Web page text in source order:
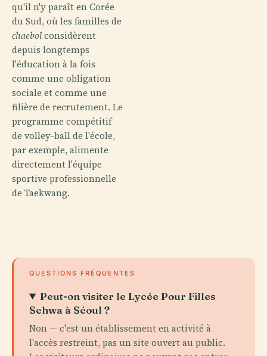
qu'il n'y paraît en Corée
du Sud, où les familles de
chaebolconsidèrent
depuis longtemps
l'éducation à la fois
comme une obligation
sociale et comme une
filière de recrutement. Le
programme compétitif
de volley-ball de l'école,
par exemple, alimente
directement l'équipe
sportive professionnelle
de Taekwang.
QUESTIONS FRÉQUENTES
Peut-on visiter le Lycée Pour Filles
Sehwa à Séoul ?
Non — c'est un établissement en activité à
l'accès restreint, pas un site ouvert au public.